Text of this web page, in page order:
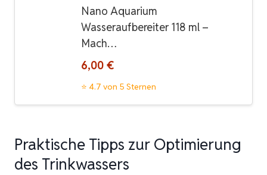
Nano Aquarium
Wasseraufbereiter 118 ml –
Mach…
6,00 €
⭐ 4.7 von 5 Sternen
Praktische Tipps zur Optimierung
des Trinkwassers